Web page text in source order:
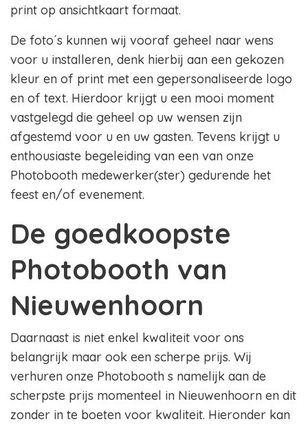
print op ansichtkaart formaat.
De foto´s kunnen wij vooraf geheel naar wens
voor u installeren, denk hierbij aan een gekozen
kleur en of print met een gepersonaliseerde logo
en of text. Hierdoor krijgt u een mooi moment
vastgelegd die geheel op uw wensen zijn
afgestemd voor u en uw gasten. Tevens krijgt u
enthousiaste begeleiding van een van onze
Photobooth medewerker(ster) gedurende het
feest en/of evenement.
De goedkoopste
Photobooth van
Nieuwenhoorn
Daarnaast is niet enkel kwaliteit voor ons
belangrijk maar ook een scherpe prijs. Wij
verhuren onze Photobooth s namelijk aan de
scherpste prijs momenteel in Nieuwenhoorn en dit
zonder in te boeten voor kwaliteit. Hieronder kan